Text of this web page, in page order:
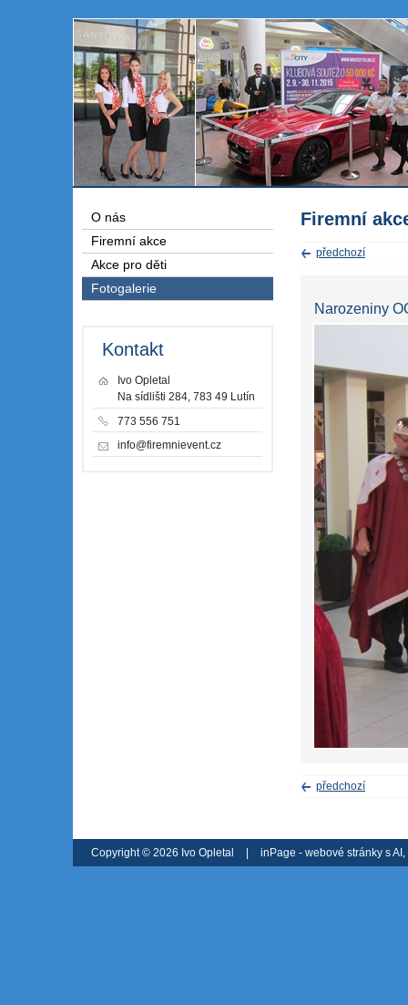
Firemní
předchozí
Narozeniny
předchozí
O nás
Firemní akce
Akce pro děti
Fotogalerie
Kontakt
Ivo Opletal
Na sídlišti 284, 783 49 Lutín
773 556 751
info@firemnievent.cz
Copyright © 2026 Ivo Opletal | inPage - webové stránky s AI,